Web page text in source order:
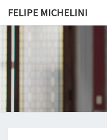
FELIPE MICHELINI